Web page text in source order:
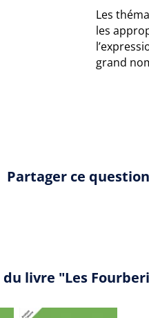
Les
les
grand
Partager ce
du livre "Les